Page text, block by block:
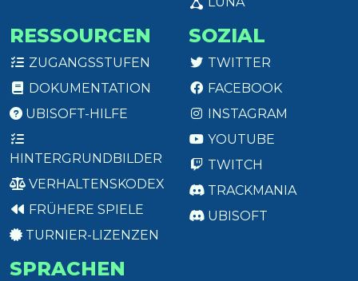
RESSOURCEN
ZUGANGSSTUFEN
DOKUMENTATION
UBISOFT-HILFE
HINTERGRUNDBILDER
VERHALTENSKODEX
FRÜHERE SPIELE
TURNIER-LIZENZEN
SOZIAL
TWITTER
FACEBOOK
INSTAGRAM
YOUTUBE
TWITCH
TRACKMANIA
UBISOFT
SPRACHEN